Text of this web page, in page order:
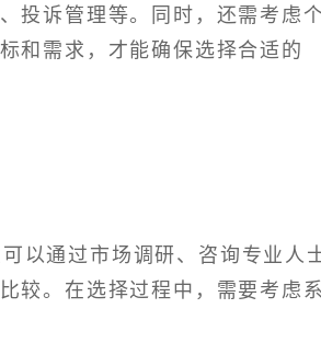
投诉管理等。同时，还需考虑
和需求，才能确保选择合适的
以通过市场调研、咨询专业人
较。在选择过程中，需要考虑